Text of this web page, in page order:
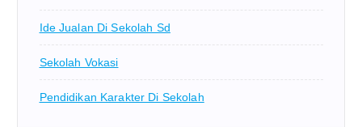
Ide Jualan Di Sekolah Sd
Sekolah Vokasi
Pendidikan Karakter Di Sekolah